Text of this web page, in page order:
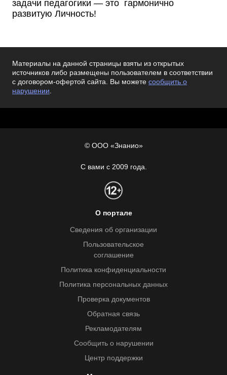
задачи педагогики — это гармонично
развитую Личность!
Материалы на данной страницы взяты из открытых
источников либо размещены пользователем в соответствии
с договором-офертой сайта. Вы можете сообщить о
нарушении.
© ООО «Знанио»
С вами с 2009 года.
О портале
Сведения об организации
Пользовательское
соглашение
Политика конфиденциальности
Политика персональных данных
Проверка документов
Обратная связь
Рекламодателям
Сообщить о нарушении
Центр поддержки